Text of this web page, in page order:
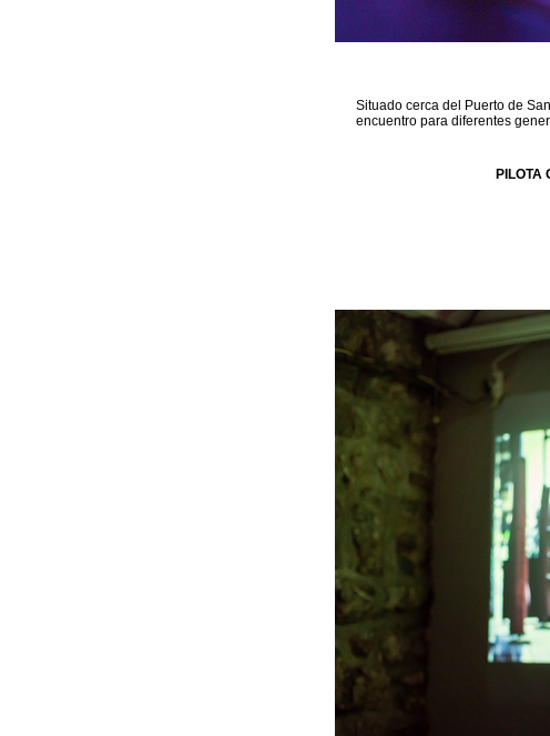
Situado cerca del Puerto de
encuentro para diferentes
PILOTA